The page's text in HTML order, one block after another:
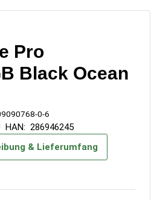
Pro
Black Ocean
0-6
HAN: 286946245
& Lieferumfang